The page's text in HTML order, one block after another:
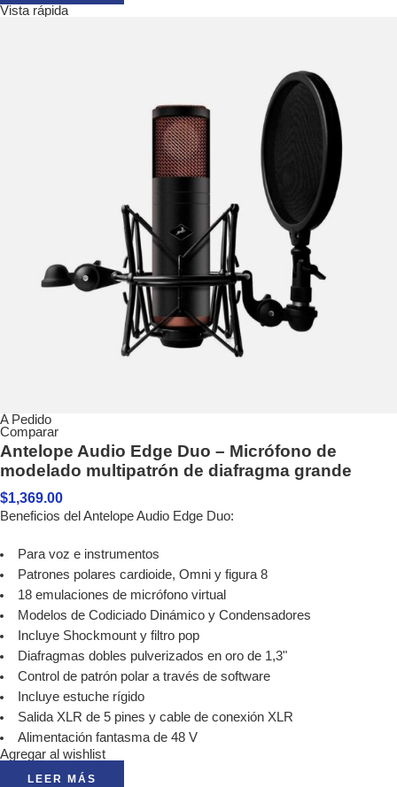
Vista rápida
A Pedido
Comparar
Antelope Audio Edge Duo – Micrófono de
modelado multipatrón de diafragma grande
$1,369.00
Beneficios del Antelope Audio Edge Duo:
Para voz e instrumentos
Patrones polares cardioide, Omni y figura 8
18 emulaciones de micrófono virtual
Modelos de Codiciado Dinámico y Condensadores
Incluye Shockmount y filtro pop
Diafragmas dobles pulverizados en oro de 1,3"
Control de patrón polar a través de software
Incluye estuche rígido
Salida XLR de 5 pines y cable de conexión XLR
Alimentación fantasma de 48 V
Agregar al wishlist
LEER MÁS